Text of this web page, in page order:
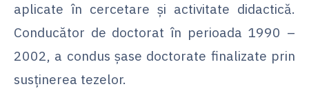
aplicate în cercetare şi activitate didactică.
Conducător de doctorat în perioada 1990 –
2002, a condus şase doctorate finalizate prin
susţinerea tezelor.